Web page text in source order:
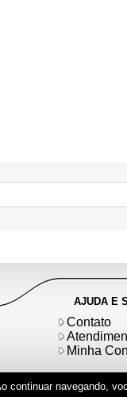
continuar navegando,
AJUDA E
Contato
Minha